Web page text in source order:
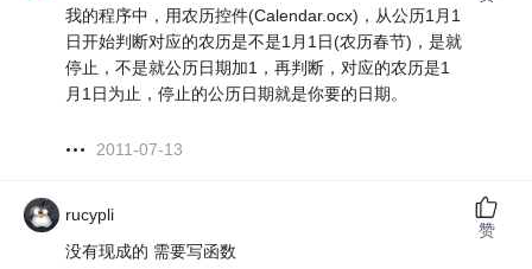
我的程序中，用农历控件(Calendar.ocx)，从公历1月1
日开始判断对应的农历是不是1月1日(农历春节)，是就
停止，不是就公历日期加1，再判断，对应的农历是1
月1日为止，停止的公历日期就是你要的日期。
2011-07-13
rucypli
没有现成的 需要写函数
赞